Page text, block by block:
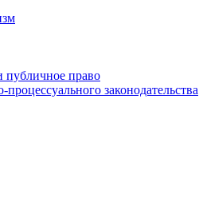
публичное право
законодательства